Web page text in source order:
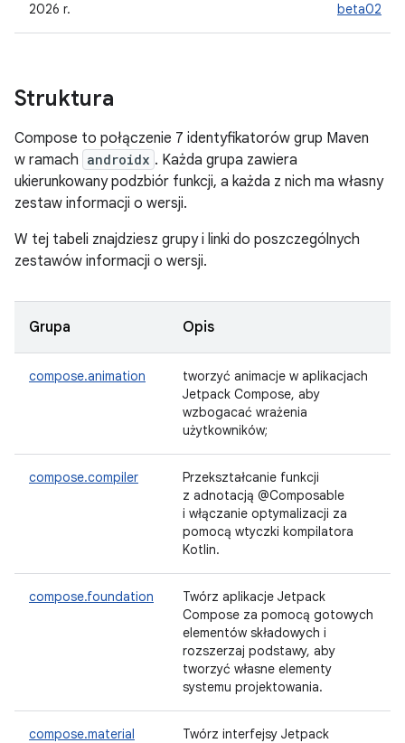
2026 r.
beta02
Struktura
Compose to połączenie 7 identyfikatorów grup Maven
w ramach androidx . Każda grupa zawiera
ukierunkowany podzbiór funkcji, a każda z nich ma własny
zestaw informacji o wersji.
W tej tabeli znajdziesz grupy i linki do poszczególnych
zestawów informacji o wersji.
Grupa Opis
compose.animation
tworzyć animacje w aplikacjach
Jetpack Compose, aby
wzbogacać wrażenia
użytkowników;
compose.compiler
Przekształcanie funkcji
z adnotacją @Composable
i włączanie optymalizacji za
pomocą wtyczki kompilatora
Kotlin.
compose.foundation
Twórz aplikacje Jetpack
Compose za pomocą gotowych
elementów składowych i
rozszerzaj podstawy, aby
tworzyć własne elementy
systemu projektowania.
compose.material
Twórz interfejsy Jetpack